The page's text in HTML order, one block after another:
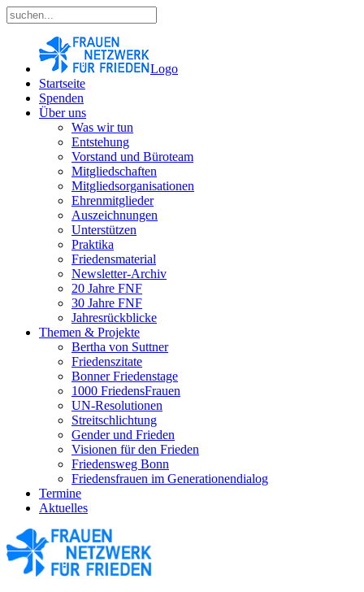
Logo
Startseite
Spenden
Über uns
Was wir tun
Entstehung
Vorstand und Büroteam
Mitgliedschaften
Mitgliedsorganisationen
Ehrenmitglieder
Auszeichnungen
Unterstützen
Praktika
Friedensmaterial
Newsletter-Archiv
20 Jahre FNF
30 Jahre FNF
Jahresrückblicke
Themen & Projekte
Bertha von Suttner
Friedenszitate
Bonner Friedenstage
1000 FriedensFrauen
UN-Resolutionen
Streitschlichtung
Gender und Frieden
Visionen für den Frieden
Friedensweg Bonn
Friedensfrauen im Generationendialog
Termine
Aktuelles